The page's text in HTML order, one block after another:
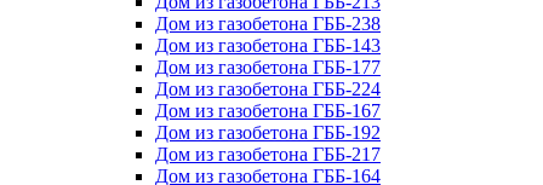
Дом из газобетона ГББ-238
Дом из газобетона ГББ-143
Дом из газобетона ГББ-177
Дом из газобетона ГББ-224
Дом из газобетона ГББ-167
Дом из газобетона ГББ-192
Дом из газобетона ГББ-217
Дом из газобетона ГББ-164